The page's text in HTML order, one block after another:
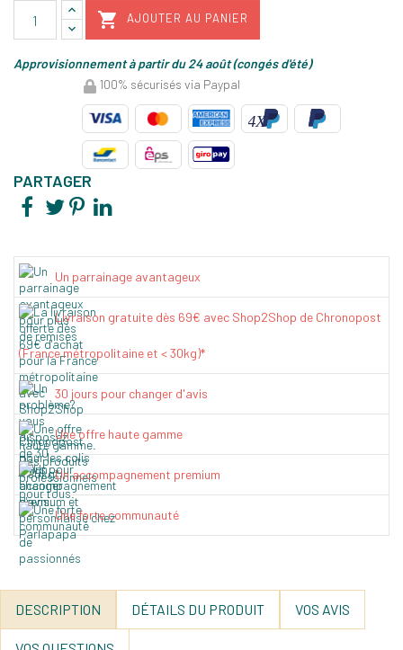
 AJOUTER AU PANIER
Approvisionnement à partir du 24 août (congés d'été)
100% sécurisés via Paypal
PARTAGER
Un parrainage avantageux
Livraison gratuite dès 69€ avec Shop2Shop de Chronopost
(France métropolitaine et < 30kg)*
30 jours pour changer d'avis
Une offre haute gamme
Un accompagnement premium
Une forte communauté
DESCRIPTION DÉTAILS DU PRODUIT VOS AVIS